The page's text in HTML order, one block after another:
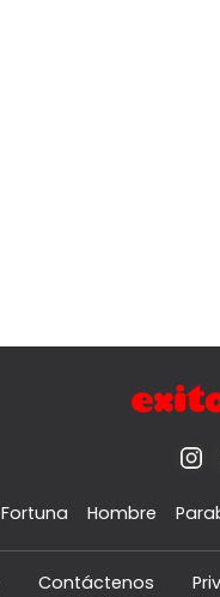
Fortuna Hombre
Contáctenos